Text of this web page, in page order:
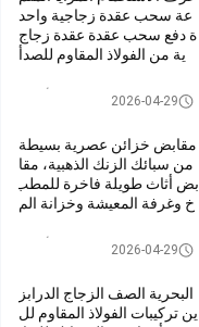
عة سحب عقدة زجاجية واحد
ة دفع سحب عقدة عقدة زجاج
ية من الفولاذ المقاوم للصدأ
مقابض سحب الأجهزة2026-04-29
مقابض خزائن عصرية بسيطة
من سبائك الزنك الذهبية، مقا
بض أثاث طويلة فاخرة للمطب
خ وغرفة المعيشة وخزانة الم
مقابض سحب الأجهزة2026-04-29
البحرية الصف الزجاج الدرابز
ين تركيبات الفولاذ المقاوم لل